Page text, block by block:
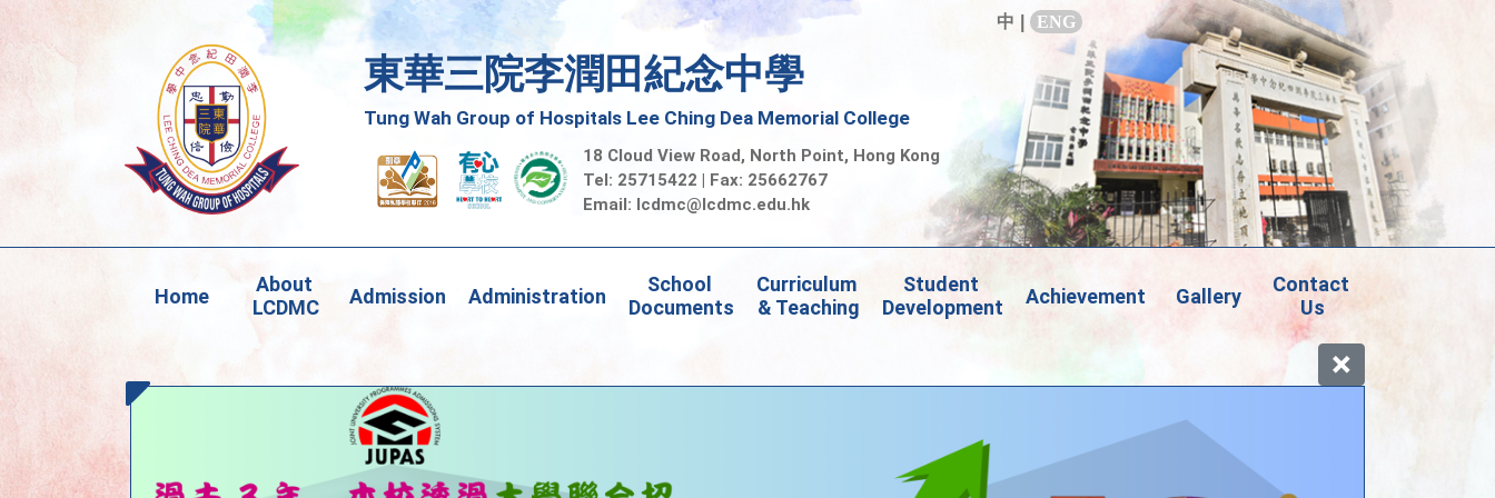
中 ENG
東華三院李潤田紀念中學
Tung Wah Group of Hospitals Lee Ching Dea Memorial College
18 Cloud View Road, North Point, Hong Kong
Tel: 25715422 | Fax: 25662767
Email: lcdmc@lcdmc.edu.hk
Home
About
LCDMC
Admission Administration
School
Documents
Curriculum
& Teaching
Student
Development
Achievement Gallery
Contact
Us